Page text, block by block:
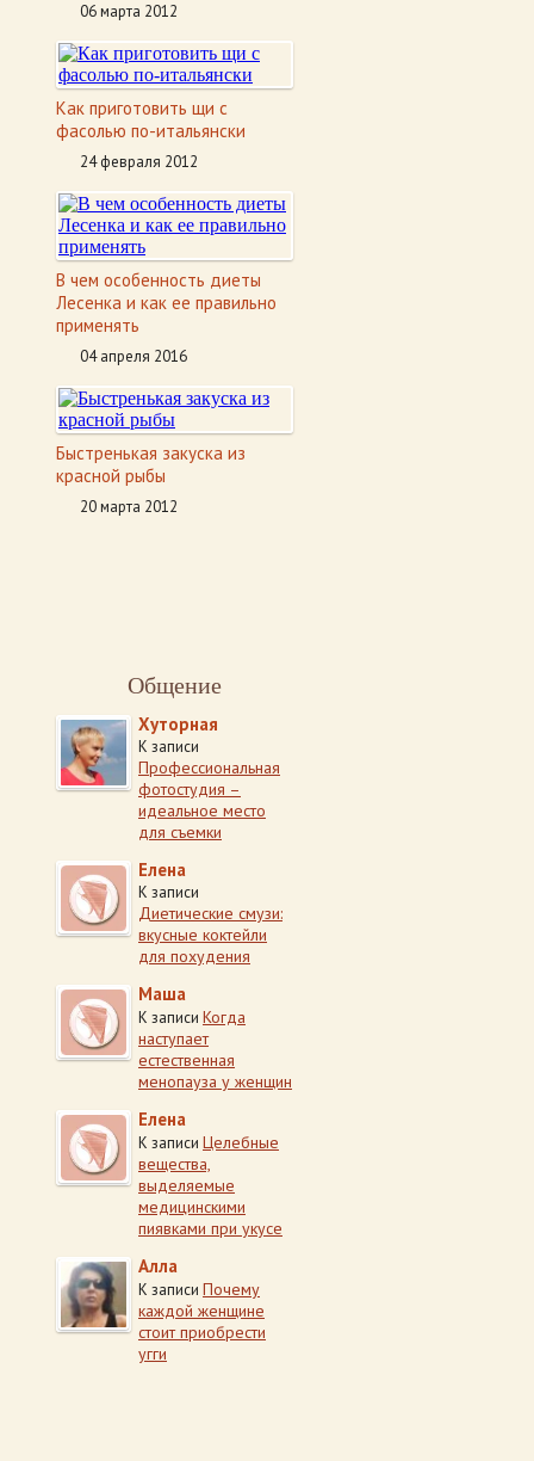
06 марта 2012
Как приготовить щи с
фасолью по-итальянски
24 февраля 2012
В чем особенность диеты
Лесенка и как ее правильно
применять
04 апреля 2016
Быстренькая закуска из
красной рыбы
20 марта 2012
Общение
Хуторная
К записи
Профессиональная
фотостудия –
идеальное место
для съемки
Елена
К записи
Диетические смузи:
вкусные коктейли
для похудения
Маша
К записи Когда
наступает
естественная
менопауза у женщин
Елена
К записи Целебные
вещества,
выделяемые
медицинскими
пиявками при укусе
Алла
К записи Почему
каждой женщине
стоит приобрести
угги